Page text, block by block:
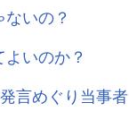
いの？
いのか？
言めぐり当事者